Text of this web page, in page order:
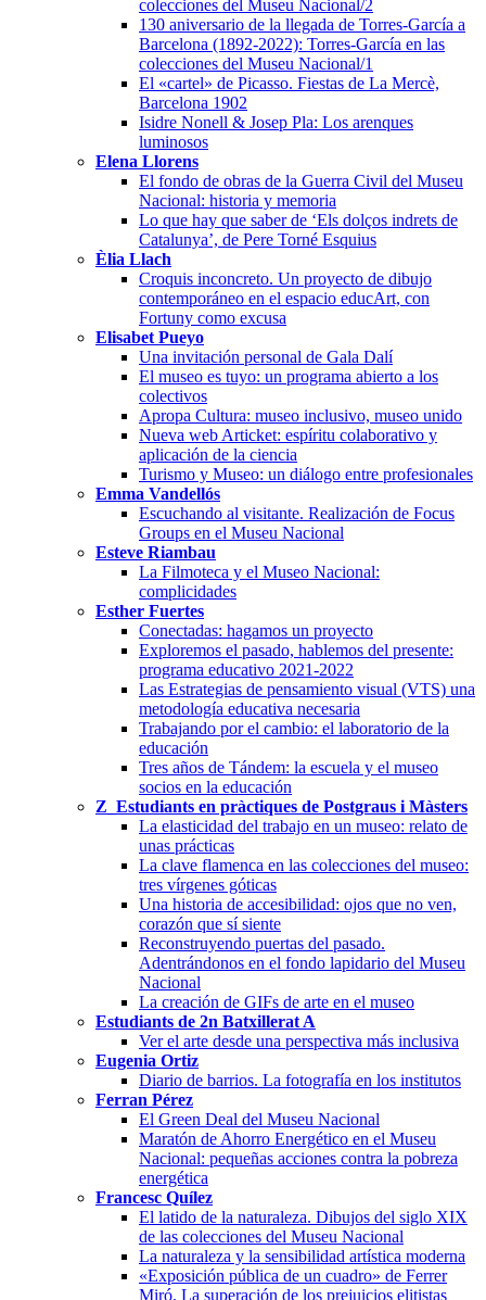
colecciones del Museu Nacional/2
130 aniversario de la llegada de Torres-García a
Barcelona (1892-2022): Torres-García en las
colecciones del Museu Nacional/1
El «cartel» de Picasso. Fiestas de La Mercè,
Barcelona 1902
Isidre Nonell & Josep Pla: Los arenques
luminosos
Elena Llorens
El fondo de obras de la Guerra Civil del Museu
Nacional: historia y memoria
Lo que hay que saber de ‘Els dolços indrets de
Catalunya’, de Pere Torné Esquius
Èlia Llach
Croquis inconcreto. Un proyecto de dibujo
contemporáneo en el espacio educArt, con
Fortuny como excusa
Elisabet Pueyo
Una invitación personal de Gala Dalí
El museo es tuyo: un programa abierto a los
colectivos
Apropa Cultura: museo inclusivo, museo unido
Nueva web Articket: espíritu colaborativo y
aplicación de la ciencia
Turismo y Museo: un diálogo entre profesionales
Emma Vandellós
Escuchando al visitante. Realización de Focus
Groups en el Museu Nacional
Esteve Riambau
La Filmoteca y el Museo Nacional:
complicidades
Esther Fuertes
Conectadas: hagamos un proyecto
Exploremos el pasado, hablemos del presente:
programa educativo 2021-2022
Las Estrategias de pensamiento visual (VTS) una
metodología educativa necesaria
Trabajando por el cambio: el laboratorio de la
educación
Tres años de Tándem: la escuela y el museo
socios en la educación
Z_Estudiants en pràctiques de Postgraus i Màsters
La elasticidad del trabajo en un museo: relato de
unas prácticas
La clave flamenca en las colecciones del museo:
tres vírgenes góticas
Una historia de accesibilidad: ojos que no ven,
corazón que sí siente
Reconstruyendo puertas del pasado.
Adentrándonos en el fondo lapidario del Museu
Nacional
La creación de GIFs de arte en el museo
Estudiants de 2n Batxillerat A
Ver el arte desde una perspectiva más inclusiva
Eugenia Ortiz
Diario de barrios. La fotografía en los institutos
Ferran Pérez
El Green Deal del Museu Nacional
Maratón de Ahorro Energético en el Museu
Nacional: pequeñas acciones contra la pobreza
energética
Francesc Quílez
El latido de la naturaleza. Dibujos del siglo XIX
de las colecciones del Museu Nacional
La naturaleza y la sensibilidad artística moderna
«Exposición pública de un cuadro» de Ferrer
Miró. La superación de los prejuicios elitistas